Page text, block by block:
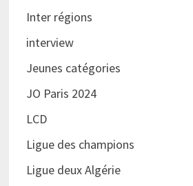
Inter régions
interview
Jeunes catégories
JO Paris 2024
LCD
Ligue des champions
Ligue deux Algérie